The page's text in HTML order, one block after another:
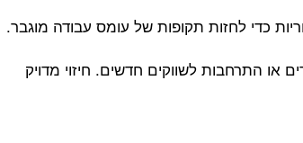
כדי לחזות תקופות של עומס עבודה מוגבר.
או התרחבות לשווקים חדשים. חיזוי מדויק